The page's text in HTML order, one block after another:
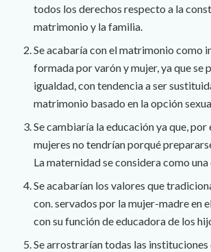
todos los derechos respecto a la
matrimonio y la familia.
Se acabaría con el matrimonio como
formada por varón y mujer, ya que se
igualdad, con tendencia a ser
matrimonio basado en la opción
Se cambiaría la educación ya que, por
mujeres no tendrían porqué
La maternidad se considera como
Se acabarían los valores que
con. servados por la mujer-madre en
con su función de educadora de los
Se arrostrarían todas las instituciones